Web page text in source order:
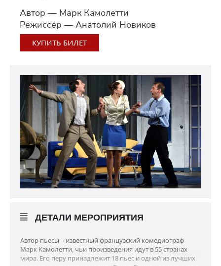
КУПИТЬ БИЛЕТ
Автор — Марк Камолетти
Режиссёр — Анатолий Новиков
ДЕТАЛИ МЕРОПРИЯТИЯ
Автор пьесы – известный французский комедиограф
Марк Камолетти, чьи произведения идут в 55 странах
мира. Его перу принадлежит 18 пьес и одной из лучших